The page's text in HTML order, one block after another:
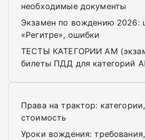
необходимые документы
Экзамен по вождению 2026:
«Регитре», ошибки
ТЕСТЫ КАТЕГОРИИ AM
билеты ПДД для категорий
Права на трактор:
стоимость
Уроки вождения: